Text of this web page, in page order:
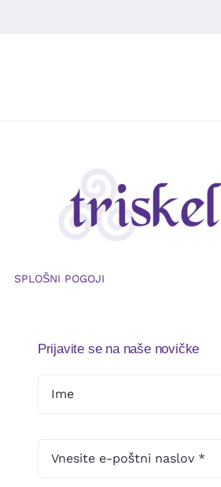
SPLOŠNI POGOJI
Prijavite se na naše novičke